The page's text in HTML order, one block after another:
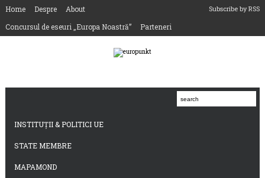
Subscribe by RSS
Home Despre
About
Concursul de eseuri „Europa Noastră”
Parteneri
INSTITUȚII & POLITICI UE
STATE MEMBRE
MAPAMOND